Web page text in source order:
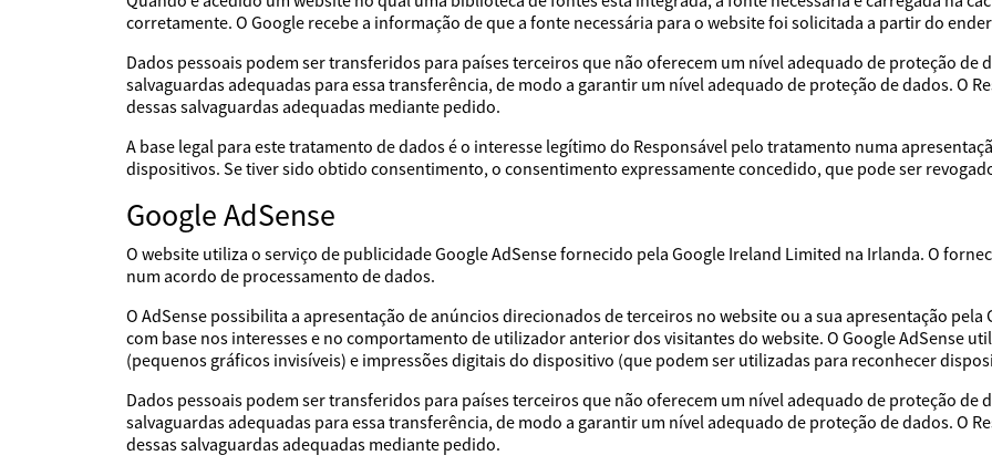
corretamente. O Google recebe a informação de que a fonte necessária para o website foi solicitada a partir do
Dados pessoais podem ser transferidos para países terceiros que não oferecem um nível adequado de proteção de
salvaguardas adequadas para essa transferência, de modo a garantir um nível adequado de proteção de dados. O
dessas salvaguardas adequadas mediante pedido.
A base legal para este tratamento de dados é o interesse legítimo do Responsável pelo tratamento numa
dispositivos. Se tiver sido obtido consentimento, o consentimento expressamente concedido, que pode ser
Google AdSense
O website utiliza o serviço de publicidade Google AdSense fornecido pela Google Ireland Limited na Irlanda. O
num acordo de processamento de dados.
O AdSense possibilita a apresentação de anúncios direcionados de terceiros no website ou a sua apresentação
com base nos interesses e no comportamento de utilizador anterior dos visitantes do website. O Google AdSense
(pequenos gráficos invisíveis) e impressões digitais do dispositivo (que podem ser utilizadas para reconhecer
Dados pessoais podem ser transferidos para países terceiros que não oferecem um nível adequado de proteção de
salvaguardas adequadas para essa transferência, de modo a garantir um nível adequado de proteção de dados. O
dessas salvaguardas adequadas mediante pedido.